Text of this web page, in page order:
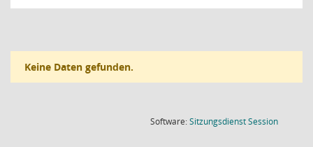
Keine Daten gefunden.
Software:SitzungsdienstSession(Wird in